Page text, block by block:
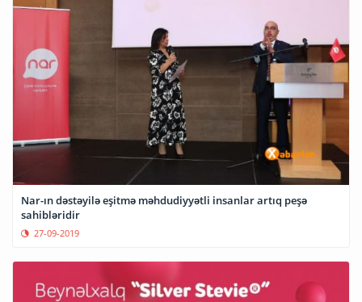
Nar-ın dəstəyilə eşitmə məhdudiyyətli insanlar artıq peşə
sahibləridir
27-09-2019